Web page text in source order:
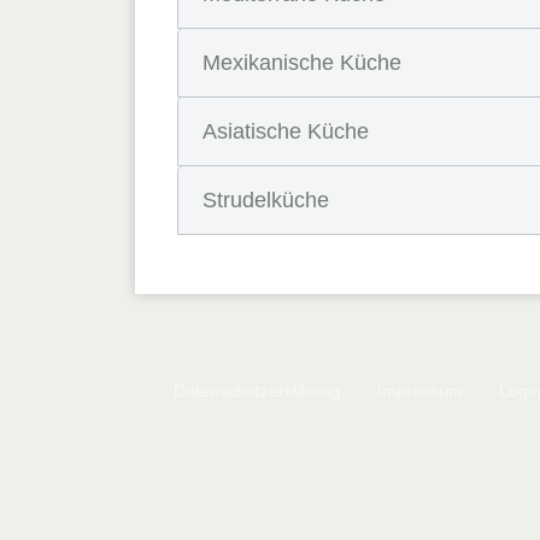
Mexikanische Küche
Asiatische Küche
Strudelküche